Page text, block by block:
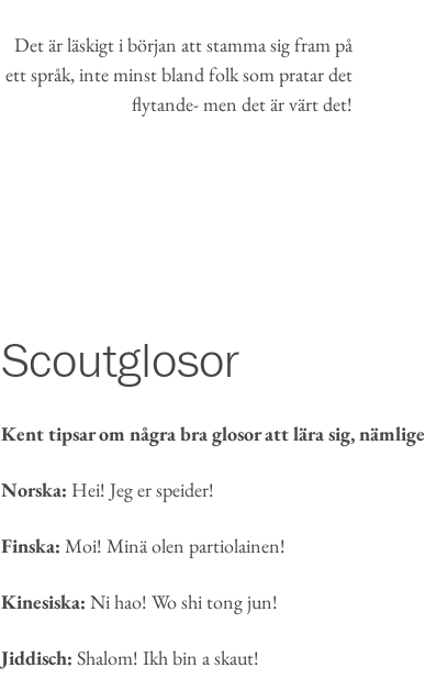
Det är läskigt i början att stamma sig fram på
ett språk, inte minst bland folk som pratar det
flytande- men det är värt det!
Scoutglosor
Kent tipsar om några bra glosor att lära sig,
Norska: Hei! Jeg er speider!
Finska: Moi! Minä olen partiolainen!
Kinesiska: Ni hao! Wo shi tong jun!
Jiddisch: Shalom! Ikh bin a skaut!